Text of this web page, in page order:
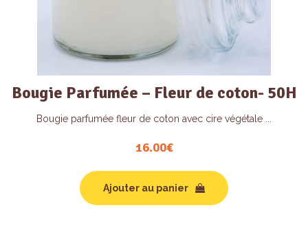
Bougie Parfumée – Fleur de coton- 50H
Bougie parfumée fleur de coton avec cire végétale ...
16.00€
Ajouter au panier